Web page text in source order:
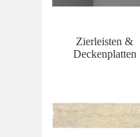
Zierleisten &
Deckenplatten